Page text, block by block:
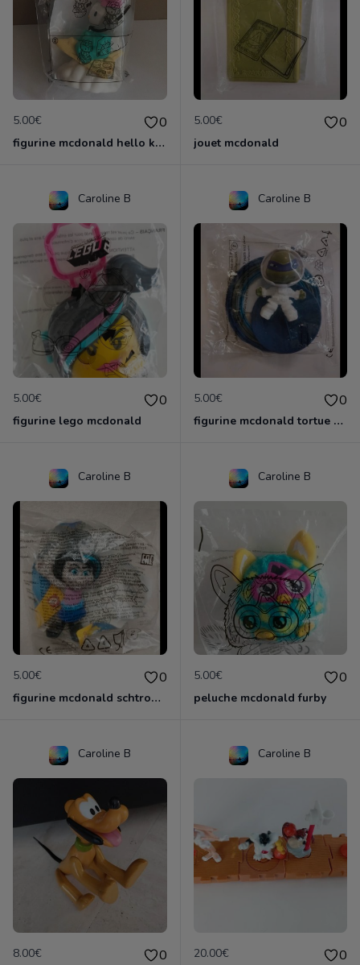
5.00€ 0
figurine mcdonald hello kitty
5.00€ 0
jouet mcdonald
Caroline B
5.00€ 0
figurine lego mcdonald
Caroline B
5.00€ 0
figurine mcdonald tortue ninja
Caroline B
5.00€ 0
figurine mcdonald schtroumpf
Caroline B
5.00€ 0
peluche mcdonald furby
Caroline B
8.00€ 0
Caroline B
20.00€ 0